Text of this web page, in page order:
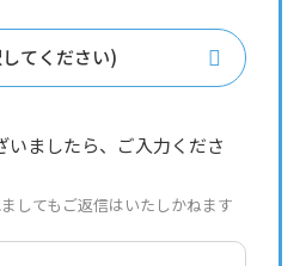
てください)
いましたら、ご入力くださ
してもご返信はいたしかねます